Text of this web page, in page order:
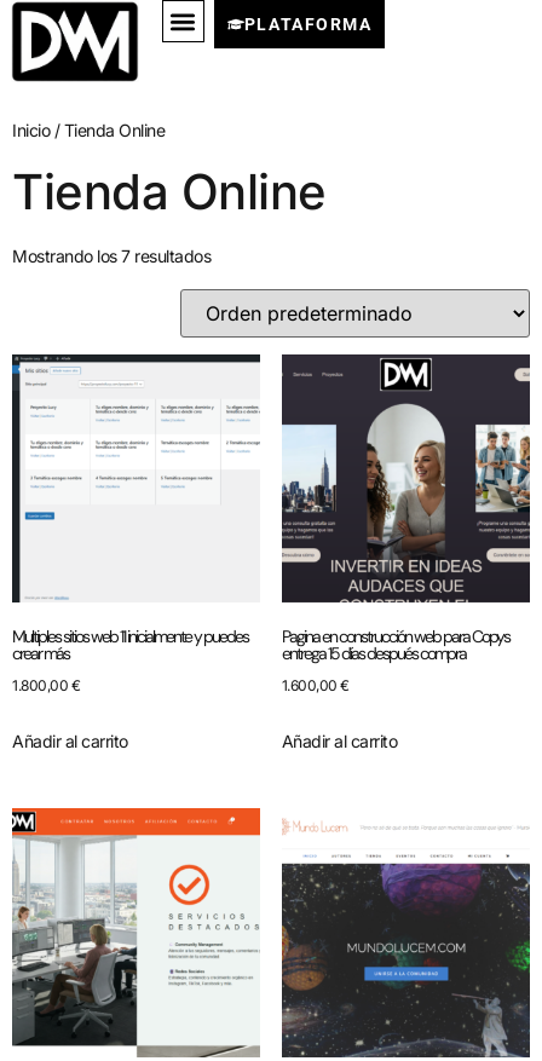
PLATAFORMA
Inicio/ Tienda Online
Tienda Online
Mostrando los 7 resultados
Multiples sitios web 11 inicialmente y puedes
crear más
1.800,00 €
Añadir al carrito
Pagina en construcción web para Copys
entrega 15 días después compra
1.600,00€
Añadir al carrito